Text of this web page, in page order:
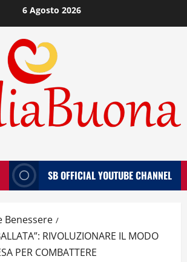
6 Agosto 2026
SB OFFICIAL YOUTUBE CHANNEL
Benessere
RIVOLUZIONARE IL MODO
PER COMBATTERE